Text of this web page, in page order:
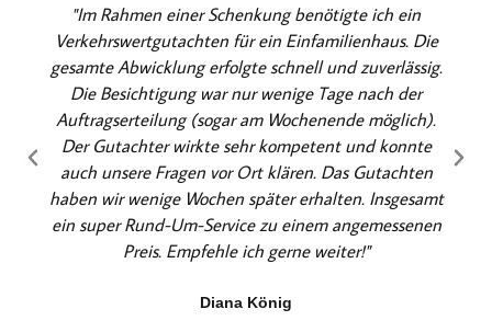
e
r
t
e
t
m
i
t
5
v
n
"Im Rahmen einer Schenkung benötigte ich ein
Verkehrswertgutachten für ein Einfamilienhaus. Die
gesamte Abwicklung erfolgte schnell und zuverlässig.
Die Besichtigung war nur wenige Tage nach der
Auftragserteilung (sogar am Wochenende möglich).
Der Gutachter wirkte sehr kompetent und konnte
auch unsere Fragen vor Ort klären. Das Gutachten
haben wir wenige Wochen später erhalten. Insgesamt
ein super Rund-Um-Service zu einem angemessenen
Preis. Empfehle ich gerne weiter!"
Diana König